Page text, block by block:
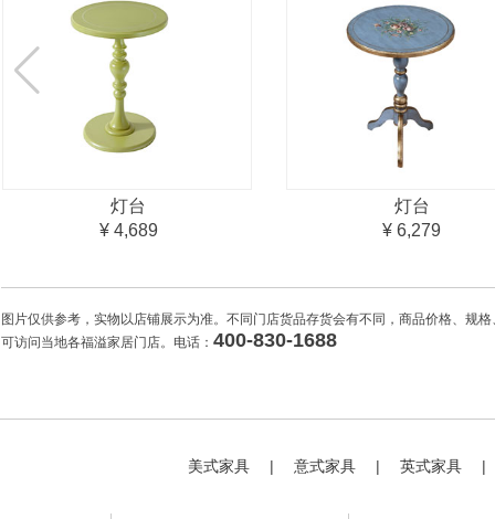
灯台
¥ 4,689
灯台
¥ 6,279
图片仅供参考，实物以店铺展示为准。不同门店货品存货会有不同，商品价格、规
可访问当地各福溢家居门店。电话： 400-830-1688
美式家具 | 意式家具 | 英式家具 |